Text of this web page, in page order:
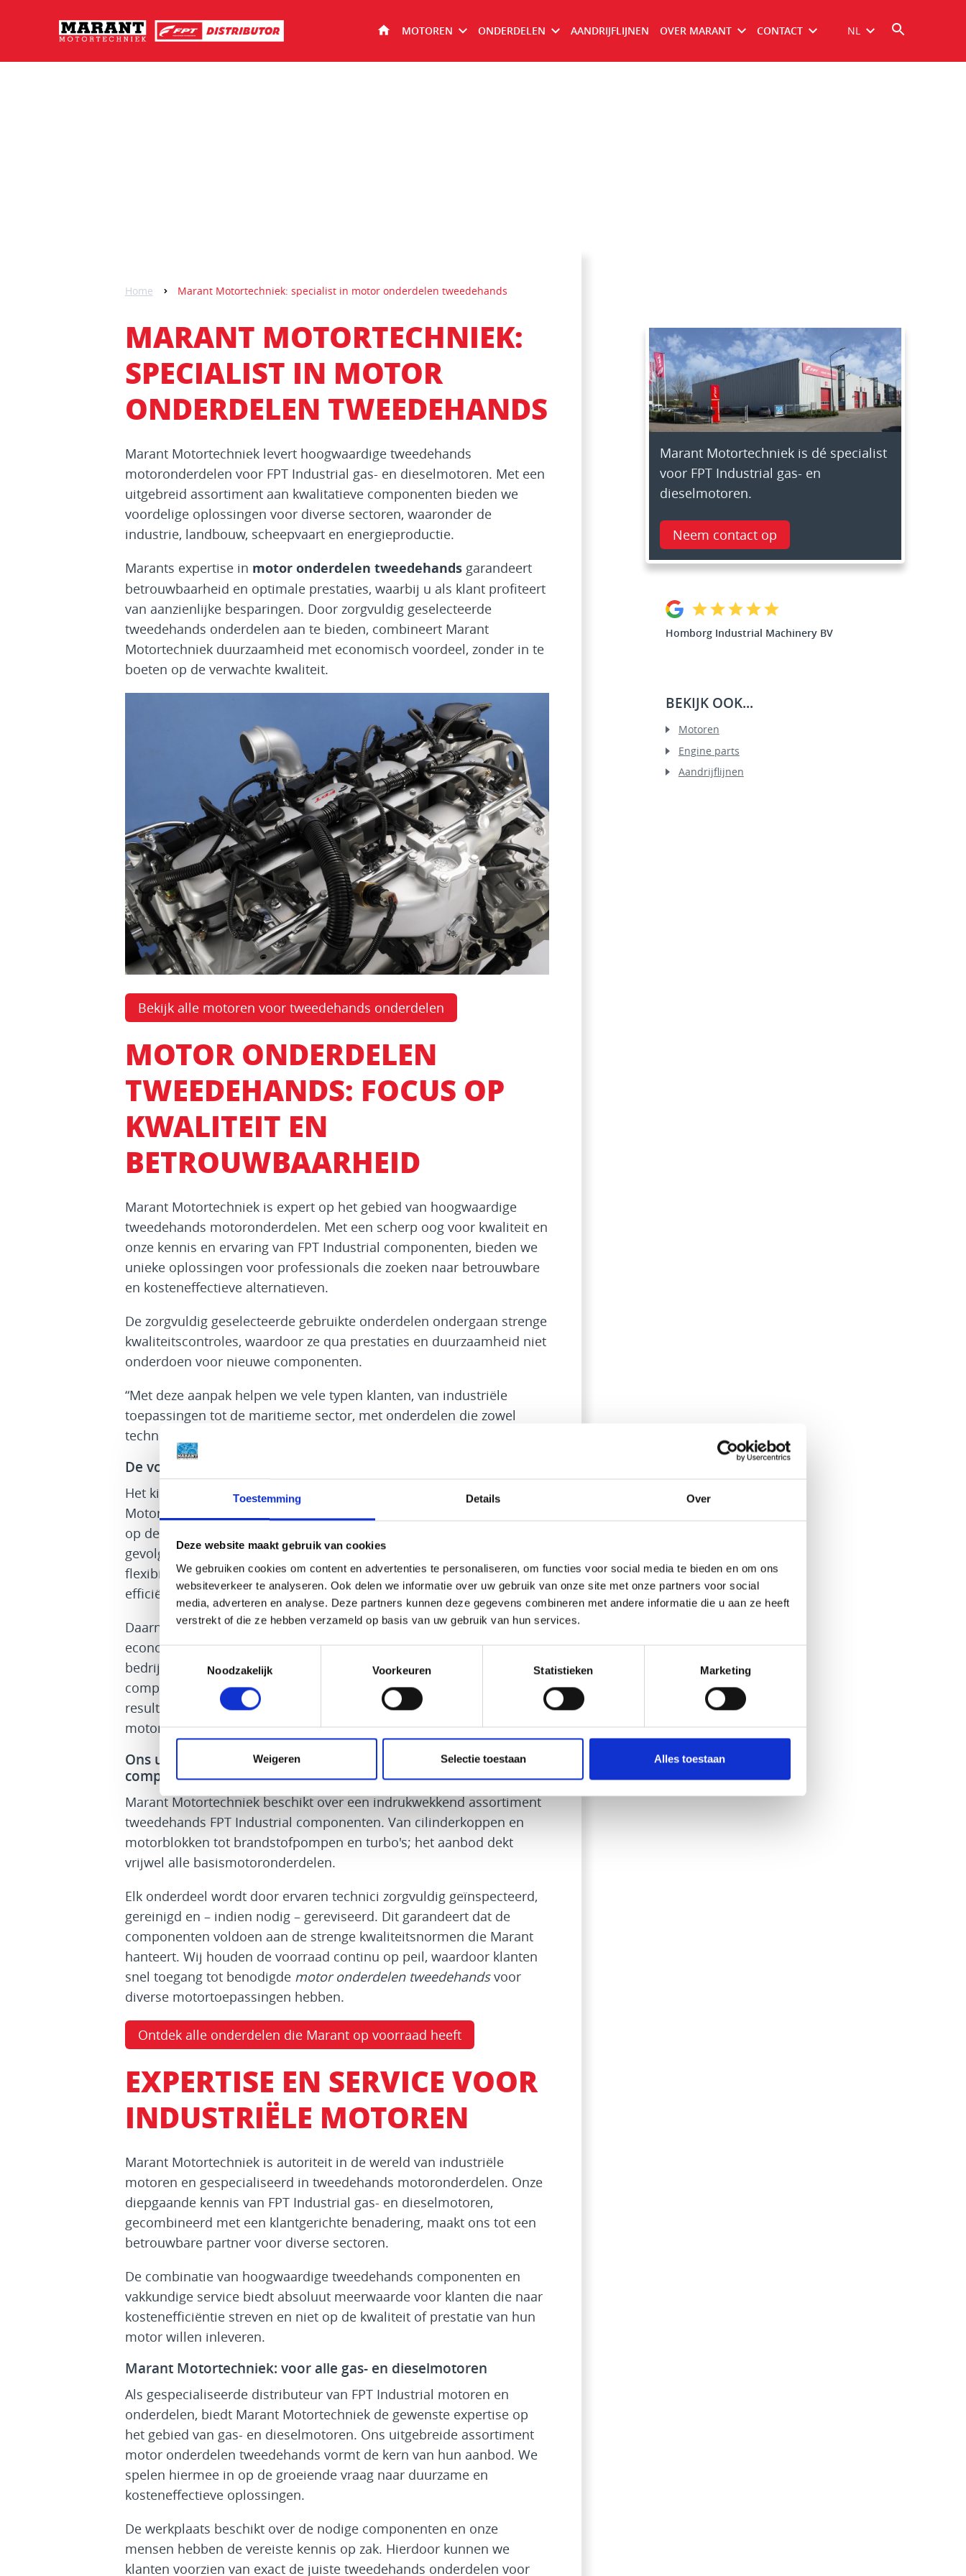
Toestemming Details Over
Deze website maakt gebruik van cookies
We gebruiken cookies om content en advertenties te personaliseren, om functies voor social media te bieden en om ons
websiteverkeer te analyseren. Ook delen we informatie over uw gebruik van onze site met onze partners voor social
media, adverteren en analyse. Deze partners kunnen deze gegevens combineren met andere informatie die u aan ze heeft
verstrekt of die ze hebben verzameld op basis van uw gebruik van hun services.
Toestemmingsselectie
Noodzakelijk
Voorkeuren Statistieken Marketing
Weigeren Selectie toestaan Alles toestaan
HOME
MOTOREN ONDERDELEN AANDRIJFLIJNEN OVER MARANT CONTACT NL
Home Marant Motortechniek: specialist in motor onderdelen tweedehands
MARANT MOTORTECHNIEK:
SPECIALIST IN MOTOR
ONDERDELEN TWEEDEHANDS
Marant Motortechniek levert hoogwaardige tweedehands
motoronderdelen voor FPT Industrial gas- en dieselmotoren. Met een
uitgebreid assortiment aan kwalitatieve componenten bieden we
voordelige oplossingen voor diverse sectoren, waaronder de
industrie, landbouw, scheepvaart en energieproductie.
Marants expertise in motor onderdelen tweedehandsgarandeert
betrouwbaarheid en optimale prestaties, waarbij u als klant profiteert
van aanzienlijke besparingen. Door zorgvuldig geselecteerde
tweedehands onderdelen aan te bieden, combineert Marant
Motortechniek duurzaamheid met economisch voordeel, zonder in te
boeten op de verwachte kwaliteit.
Bekijk alle motoren voor tweedehands onderdelen
MOTOR ONDERDELEN
TWEEDEHANDS: FOCUS OP
KWALITEIT EN
BETROUWBAARHEID
Marant Motortechniek is expert op het gebied van hoogwaardige
tweedehands motoronderdelen. Met een scherp oog voor kwaliteit en
onze kennis en ervaring van FPT Industrial componenten, bieden we
unieke oplossingen voor professionals die zoeken naar betrouwbare
en kosteneffectieve alternatieven.
De zorgvuldig geselecteerde gebruikte onderdelen ondergaan strenge
kwaliteitscontroles, waardoor ze qua prestaties en duurzaamheid niet
onderdoen voor nieuwe componenten.
“Met deze aanpak helpen we vele typen klanten, van industriële
toepassingen tot de maritieme sector, met onderdelen die zowel
technisch als economisch voordelig zijn.”
De voordelen van tweedehands onderdelen voor uw motor
Het kiezen voor tweedehands motoronderdelen van Marant
Motortechniek biedt tal van voordelen. Klanten besparen vaak tot 50%
op de aanschaf van belangrijke componenten, zonder negatieve
gevolgen voor de kwaliteit of betrouwbaarheid. Deze financiële
flexibiliteit stelt bedrijven in staat om hun onderhoudsbudgetten
efficiënter te beheren.
Daarnaast dragen gebruikte onderdelen bij aan een circulaire
economie en dat past prima bij de trend van een duurzaam
bedrijfsbeleid voeren. Marant's expertise zorgt ervoor dat elk
component perfect aansluit bij de specifieke motorvereisten. Het
resultaat? Optimale prestaties én een verlengde levensduur van uw
motor!
Ons uitgebreide assortiment gebruikte FPT Industrial
componenten
Marant Motortechniek beschikt over een indrukwekkend assortiment
tweedehands FPT Industrial componenten. Van cilinderkoppen en
motorblokken tot brandstofpompen en turbo's; het aanbod dekt
vrijwel alle basismotoronderdelen.
Elk onderdeel wordt door ervaren technici zorgvuldig geïnspecteerd,
gereinigd en – indien nodig – gereviseerd. Dit garandeert dat de
componenten voldoen aan de strenge kwaliteitsnormen die Marant
hanteert. Wij houden de voorraad continu op peil, waardoor klanten
snel toegang tot benodigde motor onderdelen tweedehandsvoor
diverse motortoepassingen hebben.
Ontdek alle onderdelen die Marant op voorraad heeft
EXPERTISE EN SERVICE VOOR
INDUSTRIËLE MOTOREN
Marant Motortechniek is autoriteit in de wereld van industriële
motoren en gespecialiseerd in tweedehands motoronderdelen. Onze
diepgaande kennis van FPT Industrial gas- en dieselmotoren,
gecombineerd met een klantgerichte benadering, maakt ons tot een
betrouwbare partner voor diverse sectoren.
De combinatie van hoogwaardige tweedehands componenten en
vakkundige service biedt absoluut meerwaarde voor klanten die naar
kostenefficiëntie streven en niet op de kwaliteit of prestatie van hun
motor willen inleveren.
Marant Motortechniek: voor alle gas- en dieselmotoren
Als gespecialiseerde distributeur van FPT Industrial motoren en
onderdelen, biedt Marant Motortechniek de gewenste expertise op
het gebied van gas- en dieselmotoren. Ons uitgebreide assortiment
motor onderdelen tweedehands vormt de kern van hun aanbod. We
spelen hiermee in op de groeiende vraag naar duurzame en
kosteneffectieve oplossingen.
De werkplaats beschikt over de nodige componenten en onze
mensen hebben de vereiste kennis op zak. Hierdoor kunnen we
klanten voorzien van exact de juiste tweedehands onderdelen voor
Marant Motortechniek is dé specialist
voor FPT Industrial gas- en
dieselmotoren.
Neem contact op
Homborg Industrial Machinery BV
BEKIJK OOK...
Motoren
Engine parts
Aandrijflijnen